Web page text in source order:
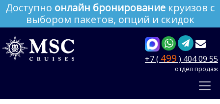
Доступно онлайн бронирование круизов с
выбором пакетов, опций и скидок
+7 ( 499 ) 404 09 55
отдел продаж